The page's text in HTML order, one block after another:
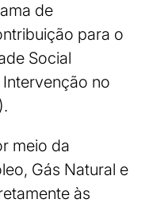
de
para o
Social
no
meio da
Gás Natural e
às